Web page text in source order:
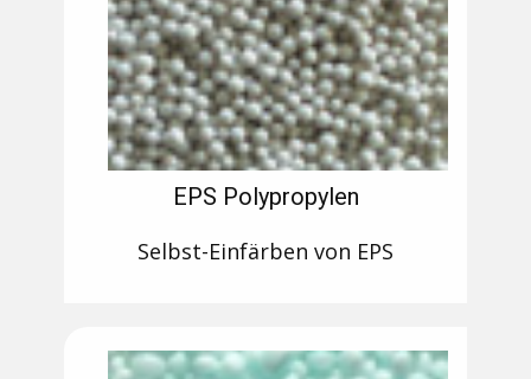
EPS Polypropylen
Selbst-Einfärben von EPS